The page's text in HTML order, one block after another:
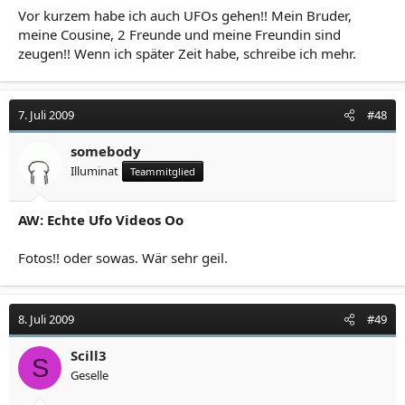
Vor kurzem habe ich auch UFOs gehen!! Mein Bruder,
meine Cousine, 2 Freunde und meine Freundin sind
zeugen!! Wenn ich später Zeit habe, schreibe ich mehr.
7. Juli 2009 #48
somebody
Illuminat Teammitglied
AW: Echte Ufo Videos Oo
Fotos!! oder sowas. Wär sehr geil.
8. Juli 2009 #49
S Scill3
Geselle